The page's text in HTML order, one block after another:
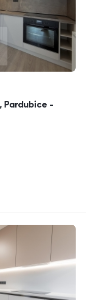
Pardubice -